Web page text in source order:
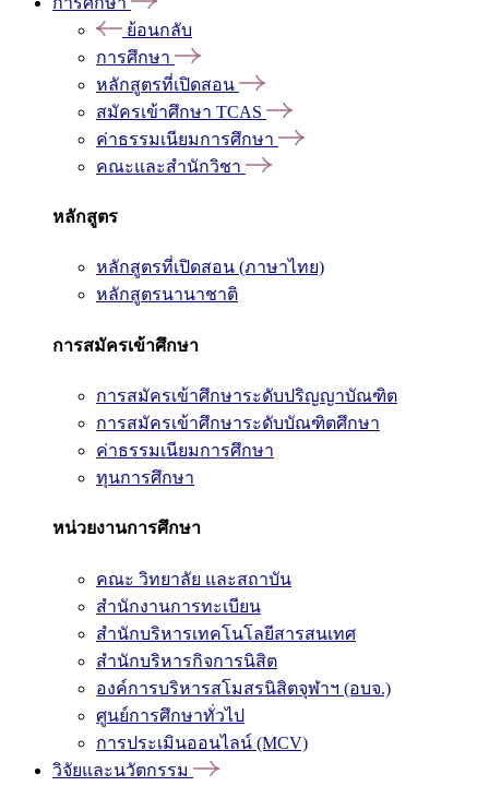
ย้อนกลับ
การศึกษา
หลักสูตรที่เปิดสอน
สมัครเข้าศึกษา TCAS
ค่าธรรมเนียมการศึกษา
คณะและสำนักวิชา
หลักสูตร
หลักสูตรที่เปิดสอน (ภาษาไทย)
หลักสูตรนานาชาติ
การสมัครเข้าศึกษา
การสมัครเข้าศึกษาระดับปริญญาบัณฑิต
การสมัครเข้าศึกษาระดับบัณฑิตศึกษา
ค่าธรรมเนียมการศึกษา
ทุนการศึกษา
หน่วยงานการศึกษา
คณะ วิทยาลัย และสถาบัน
สำนักงานการทะเบียน
สำนักบริหารเทคโนโลยีสารสนเทศ
สำนักบริหารกิจการนิสิต
องค์การบริหารสโมสรนิสิตจุฬาฯ (อบจ.)
ศูนย์การศึกษาทั่วไป
การประเมินออนไลน์ (MCV)
วิจัยและนวัตกรรม